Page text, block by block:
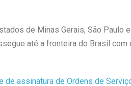
de Minas Gerais, São Paulo
até a fronteira do Brasil com